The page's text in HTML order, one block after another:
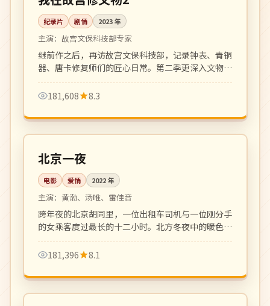
纪录片 剧情 2023年
主演： 故宫文保科技部专家
继前作之后，再访故宫文保科技部，记录钟表、青铜
器、唐卡修复师们的匠心日常。第二季更深入文物背
后的家族故事。
181,608
8.3
中国
高分 114 分钟
北京一夜
电影 爱情 2022年
主演： 黄渤、汤唯、雷佳音
跨年夜的北京胡同里，一位出租车司机与一位刚分手
的女乘客度过最长的十二小时。北方冬夜中的暖色都
市爱情小品。
181,396
8.1
高分 110 分钟